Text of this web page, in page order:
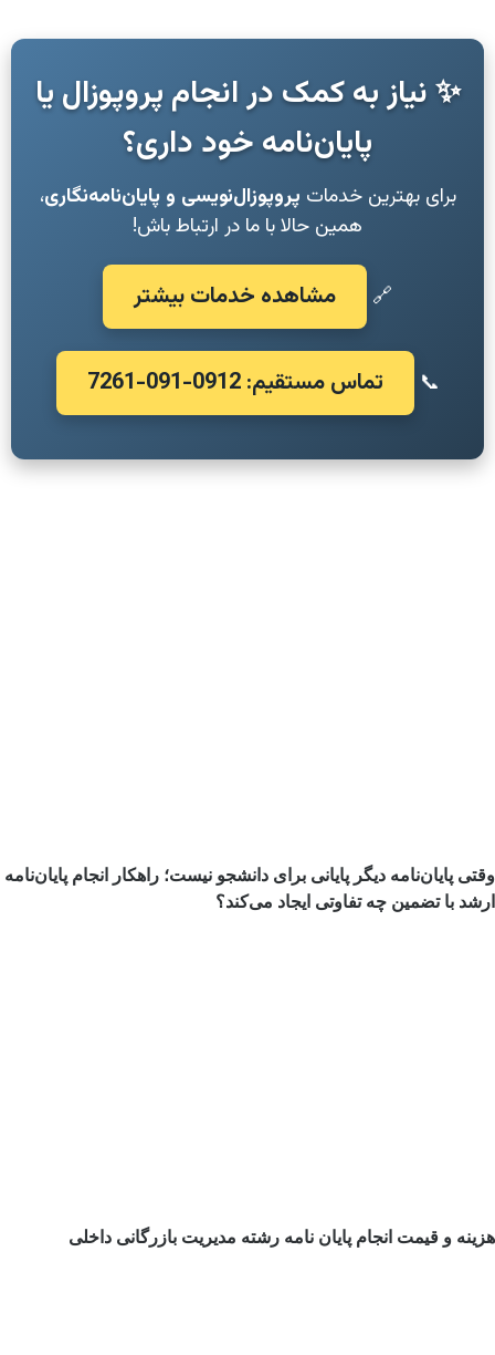
✨ نیاز به کمک در انجام پروپوزال یا
پایان‌نامه خود داری؟
برای بهترین خدمات پروپوزال‌نویسی و پایان‌نامه‌نگاری،
همین حالا با ما در ارتباط باش!
🔗 مشاهده خدمات بیشتر
📞 تماس مستقیم: 0912-091-7261
وقتی پایان‌نامه دیگر پایانی برای دانشجو نیست؛ راهکار انجام پایان‌نامه
ارشد با تضمین چه تفاوتی ایجاد می‌کند؟
هزینه و قیمت انجام پایان نامه رشته مدیریت بازرگانی داخلی